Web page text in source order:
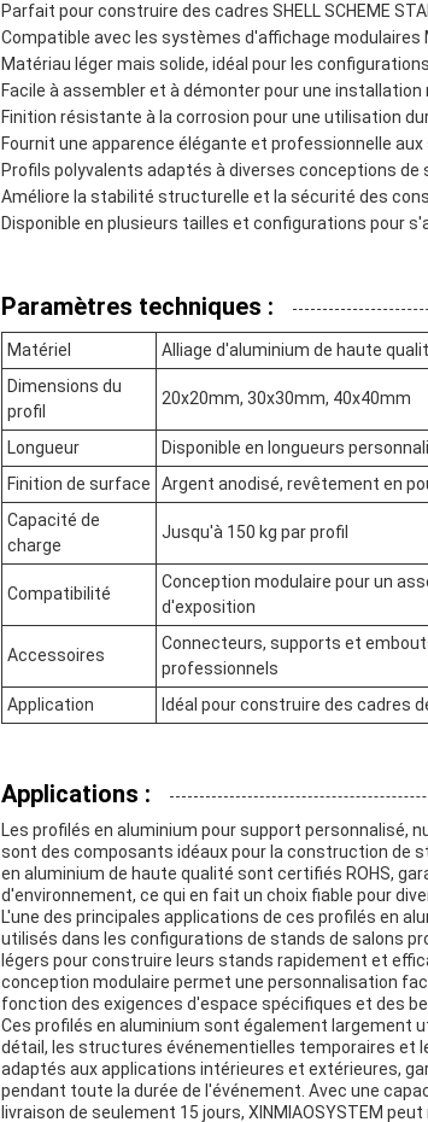
Parfait pour construire des cadres SHELL SCHEME
Compatible avec les systèmes d'affichage modulaires
Matériau léger mais solide, idéal pour les
Facile à assembler et à démonter pour une installation
Finition résistante à la corrosion pour une utilisation
Fournit une apparence élégante et professionnelle aux
Profils polyvalents adaptés à diverses conceptions de
Améliore la stabilité structurelle et la sécurité des
Disponible en plusieurs tailles et configurations pour
Paramètres techniques :
Matériel
Alliage d'aluminium de haute
Dimensions du
profil
20x20mm, 30x30mm, 40x40mm
Longueur
Disponible en longueurs
Finition de surface
Argent anodisé, revêtement en
Capacité de
charge
Jusqu'à 150 kg par profil
Compatibilité
Conception modulaire pour un
d'exposition
Accessoires
Connecteurs, supports et
professionnels
Application
Idéal pour construire des cadres
Applications :
Les profilés en aluminium pour support personnalisé,
sont des composants idéaux pour la construction de
en aluminium de haute qualité sont certifiés ROHS,
d'environnement, ce qui en fait un choix fiable pour
L'une des principales applications de ces profilés en
utilisés dans les configurations de stands de salons
légers pour construire leurs stands rapidement et
conception modulaire permet une personnalisation
fonction des exigences d'espace spécifiques et des
Ces profilés en aluminium sont également largement
détail, les structures événementielles temporaires et
adaptés aux applications intérieures et extérieures,
pendant toute la durée de l'événement. Avec une
livraison de seulement 15 jours, XINMIAOSYSTEM